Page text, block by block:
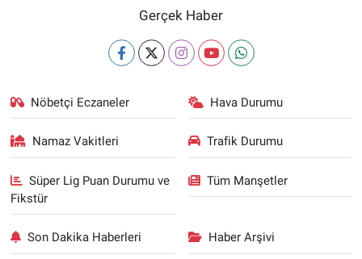
Gerçek Haber
Nöbetçi Eczaneler Hava Durumu
Namaz Vakitleri Trafik Durumu
Süper Lig Puan Durumu ve
Fikstür
Tüm Manşetler
Son Dakika Haberleri Haber Arşivi